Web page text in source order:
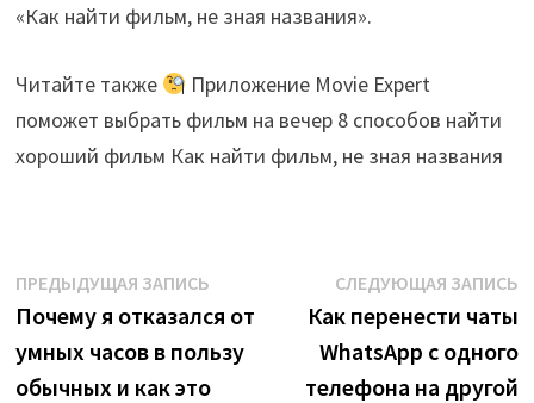
«Как найти фильм, не зная названия».
Читайте также
Приложение Movie Expert
поможет выбрать фильм на вечер 8 способов найти
хороший фильм Как найти фильм, не зная названия
Навигация
по
записям
ПРЕДЫДУЩАЯ ЗАПИСЬПредыдущая
запись:
Почему я отказался от
умных часов в пользу
обычных и как это
СЛЕДУЮЩАЯ ЗАПИСЬ
Как перенести чаты
WhatsApp с одного
телефона на другой